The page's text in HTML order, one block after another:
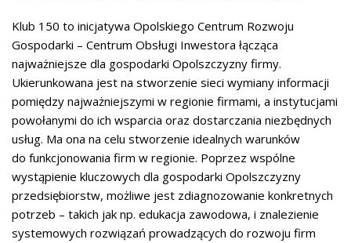
Klub 150 to inicjatywa Opolskiego Centrum Rozwoju
Gospodarki – Centrum Obsługi Inwestora łącząca
najważniejsze dla gospodarki Opolszczyzny firmy.
Ukierunkowana jest na stworzenie sieci wymiany informacji
pomiędzy najważniejszymi w regionie firmami, a instytucjami
powołanymi do ich wsparcia oraz dostarczania niezbędnych
usług. Ma ona na celu stworzenie idealnych warunków
do funkcjonowania firm w regionie. Poprzez wspólne
wystąpienie kluczowych dla gospodarki Opolszczyzny
przedsiębiorstw, możliwe jest zdiagnozowanie konkretnych
potrzeb – takich jak np. edukacja zawodowa, i znalezienie
systemowych rozwiązań prowadzących do rozwoju firm